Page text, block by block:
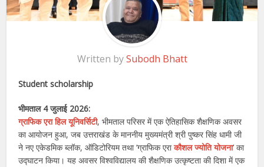
Written bySubodh Bhatt
Student scholarship
भीमताल 4 जुलाई 2026:
ग्राफिक एरा हिल यूनिवर्सिटी, भीमताल परिसर में एक ऐतिहासिक शैक्षणिक अवसर
का आयोजन हुआ, जब उत्तराखंड के माननीय मुख्यमंत्री श्री पुष्कर सिंह धामी जी
ने नए एकेडमिक ब्लॉक, ऑडिटोरियम तथा ‘ग्राफिक एराकौशल ज्योति योजना’ का
उद्घाटन किया। यह अवसर विश्वविद्यालय की शैक्षणिक उत्कृष्टता की दिशा में एक